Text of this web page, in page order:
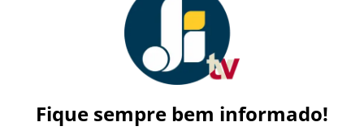
Fique sempre bem informado!